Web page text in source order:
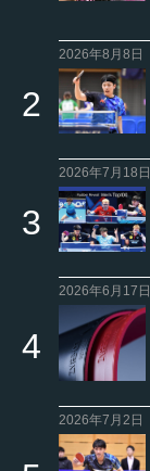
2026年8月8日
2026年7月18日
2026年6月17日
2026年7月2日